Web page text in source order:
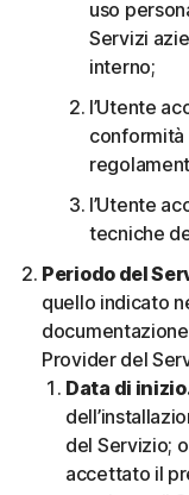
uso
Servizi
interno;
l’Utente
conformità
l’Utente
tecniche
Periodo del
quello indicato
Provider del
Data di
del Servizio; o
accettato il